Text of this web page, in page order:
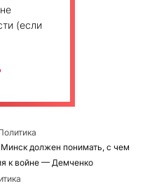
(если
должен понимать, с чем
к войне — Демченко